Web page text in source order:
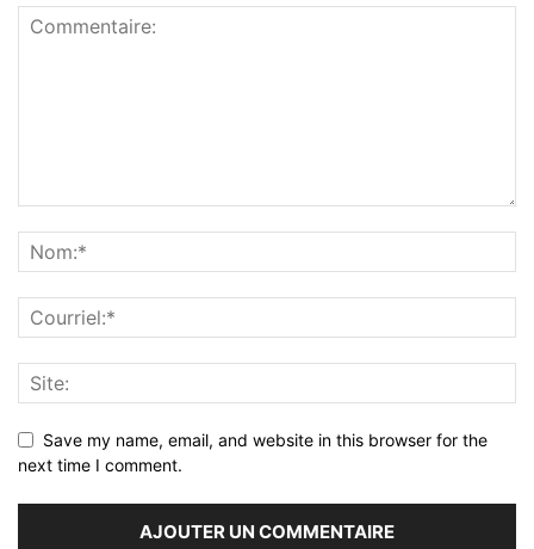
Save my name, email, and website in this browser for the
next time I comment.